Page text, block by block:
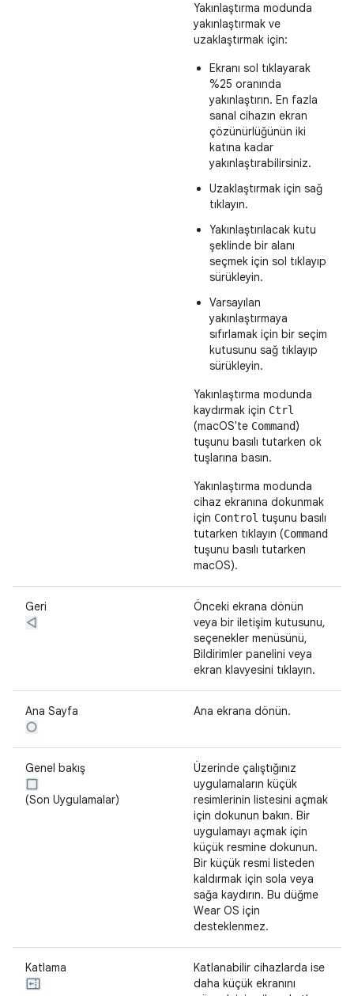
Yakınlaştırma modunda
yakınlaştırmak ve
uzaklaştırmak için:
Ekranı sol tıklayarak
%25 oranında
yakınlaştırın. En fazla
sanal cihazın ekran
çözünürlüğünün iki
katına kadar
yakınlaştırabilirsiniz.
Uzaklaştırmak için sağ
tıklayın.
Yakınlaştırılacak kutu
şeklinde bir alanı
seçmek için sol tıklayıp
sürükleyin.
Varsayılan
yakınlaştırmaya
sıfırlamak için bir seçim
kutusunu sağ tıklayıp
sürükleyin.
Yakınlaştırma modunda
kaydırmak için Ctrl
(macOS'te Command)
tuşunu basılı tutarken ok
tuşlarına basın.
Yakınlaştırma modunda
cihaz ekranına dokunmak
için Control tuşunu basılı
tutarken tıklayın (Command
tuşunu basılı tutarken
macOS).
Geri
Önceki ekrana dönün
veya bir iletişim kutusunu,
seçenekler menüsünü,
Bildirimler panelini veya
ekran klavyesini tıklayın.
Ana Sayfa Ana ekrana dönün.
Genel bakış
(Son Uygulamalar)
Üzerinde çalıştığınız
uygulamaların küçük
resimlerinin listesini açmak
için dokunun bakın. Bir
uygulamayı açmak için
küçük resmine dokunun.
Bir küçük resmi listeden
kaldırmak için sola veya
sağa kaydırın. Bu düğme
Wear OS için
desteklenmez.
Katlama
Katlanabilir cihazlarda ise
daha küçük ekranını